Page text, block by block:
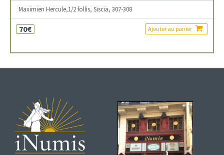
Maximien Hercule,1/2 follis, Siscia, 307-308
70€ Ajouter au panier